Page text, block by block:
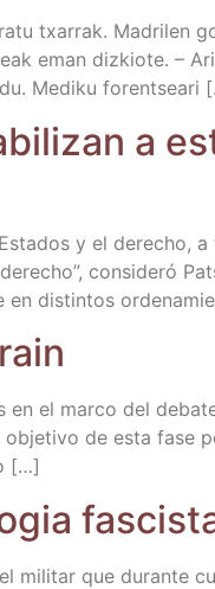
txa­rrak. Madri­len
eman diz­kio­te. –
Medi­ku forentseari
a
y el dere­cho,
con­si­de­ró
en dis­tin­tos
el mar­co del
de esta
[…]
mili­tar que duran­te